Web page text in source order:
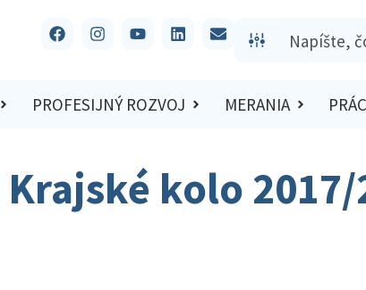
PROFESIJNÝ ROZVOJ MERANIA
kolo 2017/